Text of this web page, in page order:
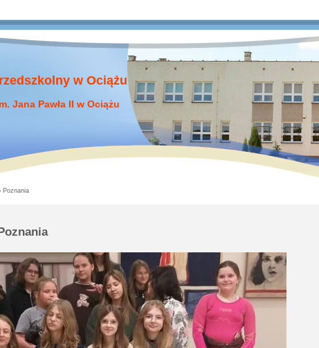
w Ociążu
Jana Pawła II w Ociążu
Poznania